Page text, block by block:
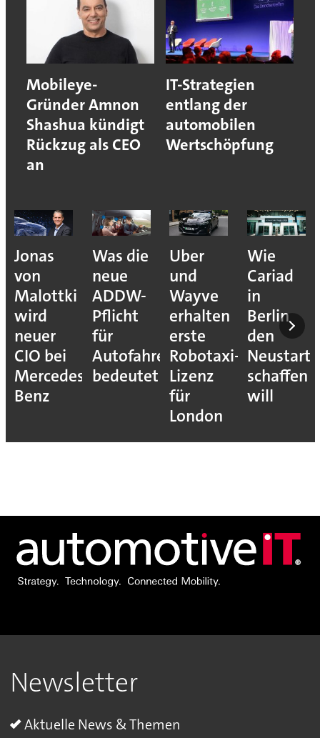
Mobileye-
Gründer Amnon
Shashua kündigt
Rückzug als CEO
an
IT-Strategien
entlang der
automobilen
Wertschöpfung
Jonas
von
Malottki
wird
neuer
CIO bei
Mercedes-
Benz
Was die
neue
ADDW-
Pflicht
für
Autofahrer
bedeutet
Uber
und
Wayve
erhalten
erste
Robotaxi-
Lizenz
für
London
Wie
Cariad
in
Berlin
den
Neustart
schaffen
will
Newsletter
Aktuelle News & Themen